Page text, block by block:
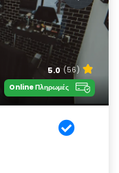
5.0 (56)
Online Πληρωμές